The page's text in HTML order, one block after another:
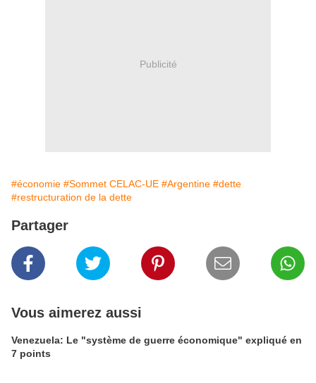
Publicité
#économie #Sommet CELAC-UE #Argentine #dette
#restructuration de la dette
Partager
Vous aimerez aussi
Venezuela: Le "système de guerre économique" expliqué en
7 points